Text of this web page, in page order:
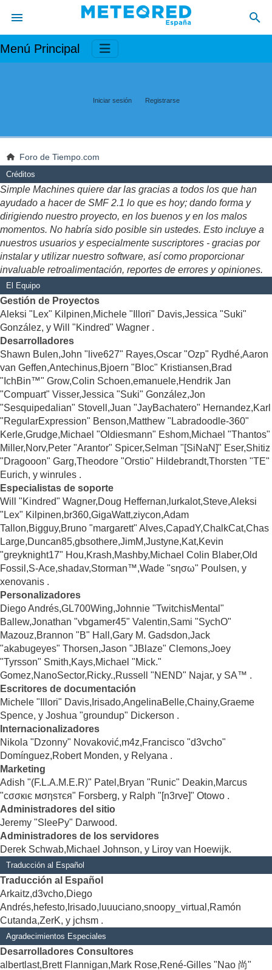
Menú Principal
Iniciar sesión Registrarse
Foro de Tiempo.com
Créditos
Simple Machines quiere dar las gracias a todos los que han
ayudado a hacer de SMF 2.1 lo que es hoy; dando forma y
dirigiendo nuestro proyecto, en los buenos y en los malos
momentos. No habría sido posible sin ustedes. Esto incluye a
nuestros usuarios y especialmente suscriptores - gracias por
instalar y utilizar nuestro software, así como proporcionar
invaluable retroalimentación, reportes de errores y opiniones.
El Equipo
Gestión de Proyectos
Aleksi "Lex" Kilpinen,Michele "Illori" Davis,Jessica "Suki"
González, y Will "Kindred" Wagner .
Desarrolladores
Shawn Bulen,John "live627" Rayes,Oscar "Ozp" Rydhé,Aaron
van Geffen,Antechinus,Bjoern "Bloc" Kristiansen,Brad
"IchBin™" Grow,Colin Schoen,emanuele,Hendrik Jan
"Compuart" Visser,Jessica "Suki" González,Jon
"Sesquipedalian" Stovell,Juan "JayBachatero" Hernandez,Karl
"RegularExpression" Benson,Matthew "Labradoodle-360"
Kerle,Grudge,Michael "Oldiesmann" Eshom,Michael "Thantos"
Miller,Norv,Peter "Arantor" Spicer,Selman "[SiNaN]" Eser,Shitiz
"Dragooon" Garg,Theodore "Orstio" Hildebrandt,Thorsten "TE"
Eurich, y winrules .
Especialistas de soporte
Will "Kindred" Wagner,Doug Heffernan,lurkalot,Steve,Aleksi
"Lex" Kilpinen,br360,GigaWatt,ziycon,Adam
Tallon,Bigguy,Bruno "margarett" Alves,CapadY,ChalkCat,Chas
Large,Duncan85,gbsothere,JimM,Justyne,Kat,Kevin
"greyknight17" Hou,Krash,Mashby,Michael Colin Blaber,Old
Fossil,S-Ace,shadav,Storman™,Wade "sησω" Poulsen, y
xenovanis .
Personalizadores
Diego Andrés,GL700Wing,Johnnie "TwitchisMental"
Ballew,Jonathan "vbgamer45" Valentin,Sami "SychO"
Mazouz,Brannon "B" Hall,Gary M. Gadsdon,Jack
"akabugeyes" Thorsen,Jason "JBlaze" Clemons,Joey
"Tyrsson" Smith,Kays,Michael "Mick."
Gomez,NanoSector,Ricky.,Russell "NEND" Najar, y SA™ .
Escritores de documentación
Michele "Illori" Davis,Irisado,AngelinaBelle,Chainy,Graeme
Spence, y Joshua "groundup" Dickerson .
Internacionalizadores
Nikola "Dzonny" Novaković,m4z,Francisco "d3vcho"
Domínguez,Robert Monden, y Relyana .
Marketing
Adish "(F.L.A.M.E.R)" Patel,Bryan "Runic" Deakin,Marcus
"cσσкιє мσηѕтєя" Forsberg, y Ralph "[n3rve]" Otowo .
Administradores del sitio
Jeremy "SleePy" Darwood.
Administradores de los servidores
Derek Schwab,Michael Johnson, y Liroy van Hoewijk.
Traducción al Español
Traducción al Español
Arkaitz,d3vcho,Diego
Andrés,hefesto,Irisado,luuuciano,snoopy_virtual,Ramón
Cutanda,ZerK, y jchsm .
Agradecimientos Especiales
Desarrolladores Consultores
albertlast,Brett Flannigan,Mark Rose,René-Gilles "Nao 尚"